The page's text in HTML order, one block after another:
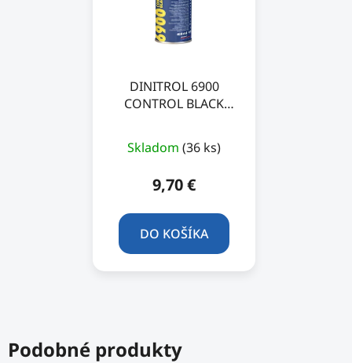
DINITROL 6900
CONTROL BLACK
Skladom (36 ks)
9,70 €
DO KOŠÍKA
Podobné produkty